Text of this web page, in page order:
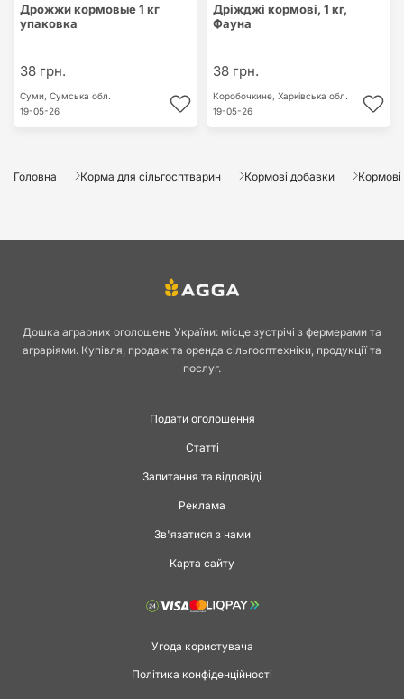
Дрожжи кормовые 1 кг
упаковка
38 грн.
Суми, Сумська обл.
19-05-26
Дріжджі кормові, 1 кг,
Фауна
38 грн.
Коробочкине, Харківська обл.
19-05-26
Головна Корма для сільгосптварин Кормові добавки Кормові
Дошка аграрних оголошень України: місце зустрічі з фермерами та
аграріями. Купівля, продаж та оренда сільгосптехніки, продукції та
послуг.
Подати оголошення
Статті
Запитання та відповіді
Реклама
Зв'язатися з нами
Карта сайту
Угода користувача
Політика конфіденційності